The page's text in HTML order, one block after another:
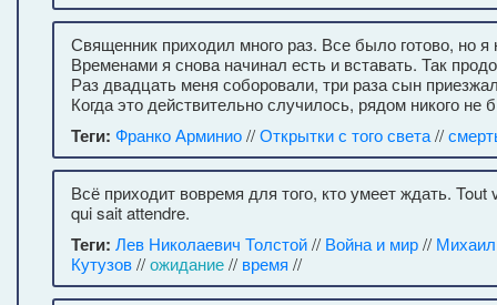
Священник приходил много раз. Все было готово, но я
Временами я снова начинал есть и вставать. Так
Раз двадцать меня соборовали, три раза сын
Когда это действительно случилось, рядом никого не
Теги: Франко Арминио//Открытки с того света//
Всё приходит вовремя для того, кто умеет ждать. Tout
qui sait attendre.
Теги: Лев Николаевич Толстой// Война и мир//
Кутузов//ожидание// время //